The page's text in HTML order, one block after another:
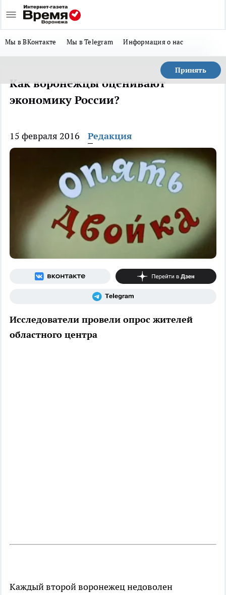
Мы в ВКонтакте Мы в Telegram Информация о нас
Принять
Как воронежцы оценивают
экономику России?
15 февраля 2016 Редакция
Исследователи провели опрос жителей
областного центра
Каждый второй воронежец недоволен